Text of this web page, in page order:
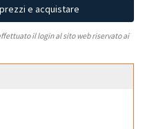
e acquistare
il login al sito web riservato ai